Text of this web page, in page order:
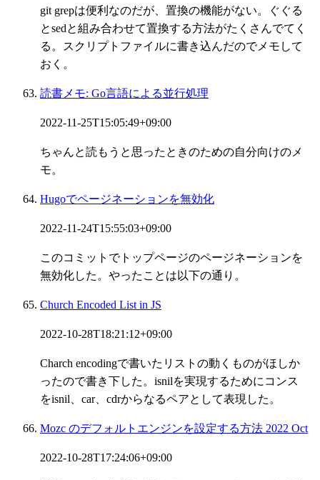
git grepは便利なのだが、置換の機能がない。ぐぐる
とsedと組み合わせて置換する方法がたくさんでてく
る。スクリプトファイルに書き込んだのでメモして
おく。
読書メモ: Go言語による並行処理
2022-11-25T15:05:49+09:00
ちゃんと読もうと思ったときのための自分向けのメ
モ。
Hugoでページネーションを無効化
2022-11-24T15:55:03+09:00
このコミットでトップページのページネーションを
無効化した。やったことは以下の通り。
Church Encoded List in JS
2022-10-28T18:21:12+09:00
Charch encodingで書いたリストの動くものがほしか
ったので書き下した。isnilを実現するためにコンス
をisnil、car、cdrからなるペアとして表現した。
Mozc のデフォルトエンジンを設定する方法 2022 Oct
2022-10-28T17:24:06+09:00